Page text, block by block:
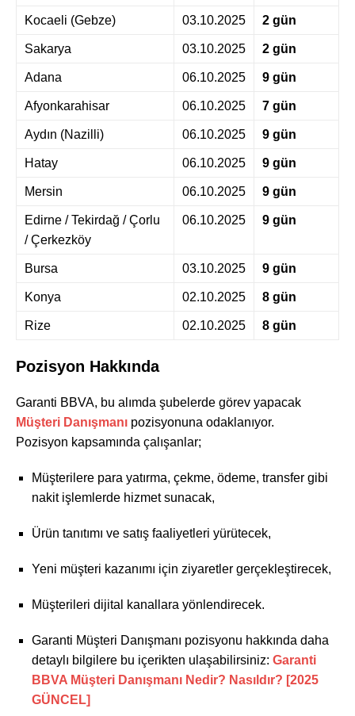
Kocaeli (Gebze) 03.10.2025 2 gün
Sakarya 03.10.2025 2 gün
Adana 06.10.2025 9 gün
Afyonkarahisar 06.10.2025 7 gün
Aydın (Nazilli) 06.10.2025 9 gün
Hatay 06.10.2025 9 gün
Mersin 06.10.2025 9 gün
Edirne / Tekirdağ / Çorlu
/ Çerkezköy
06.10.2025 9 gün
Bursa 03.10.2025 9 gün
Konya 02.10.2025 8 gün
Rize 02.10.2025 8 gün
Pozisyon Hakkında
Garanti BBVA, bu alımda şubelerde görev yapacak
Müşteri Danışmanı pozisyonuna odaklanıyor.
Pozisyon kapsamında çalışanlar;
Müşterilere para yatırma, çekme, ödeme, transfer gibi
nakit işlemlerde hizmet sunacak,
Ürün tanıtımı ve satış faaliyetleri yürütecek,
Yeni müşteri kazanımı için ziyaretler gerçekleştirecek,
Müşterileri dijital kanallara yönlendirecek.
Garanti Müşteri Danışmanı pozisyonu hakkında daha
detaylı bilgilere bu içerikten ulaşabilirsiniz: Garanti
BBVA Müşteri Danışmanı Nedir? Nasıldır? [2025
GÜNCEL]